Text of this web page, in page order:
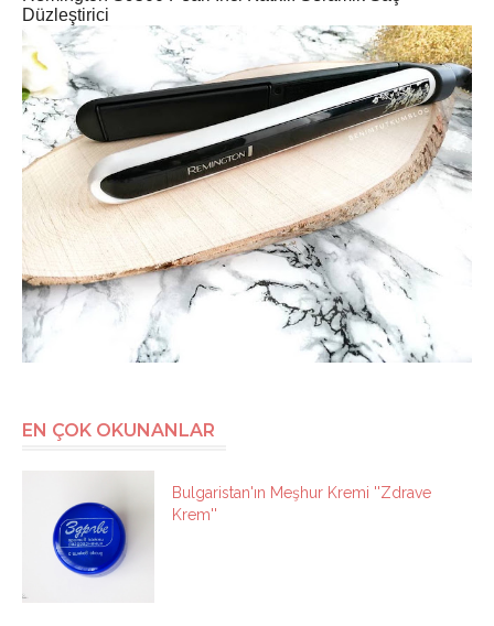
Düzleştirici
EN ÇOK OKUNANLAR
Bulgaristan'ın Meşhur Kremi ''Zdrave
Krem''